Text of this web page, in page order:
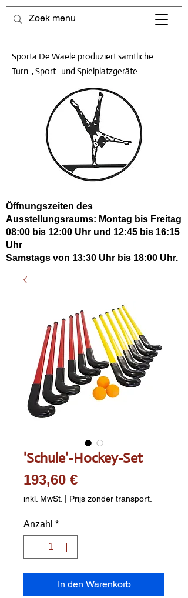
Sporta De Waele produziert sämtliche
Turn-, Sport- und Spielplatzgeräte
Öffnungszeiten des
Ausstellungsraums: Montag bis Freitag
08:00 bis 12:00 Uhr und 12:45 bis 16:15
Uhr
Samstags von 13:30 Uhr bis 18:00 Uhr.
'Schule'-Hockey-Set
193,60 €Preis
inkl. MwSt. | Prijs zonder transport.
Anzahl *
In den Warenkorb